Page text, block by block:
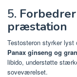
5.
præstation
Testosteron styrker lyst
Panax ginseng og
libido, understøtte
soveværelset.